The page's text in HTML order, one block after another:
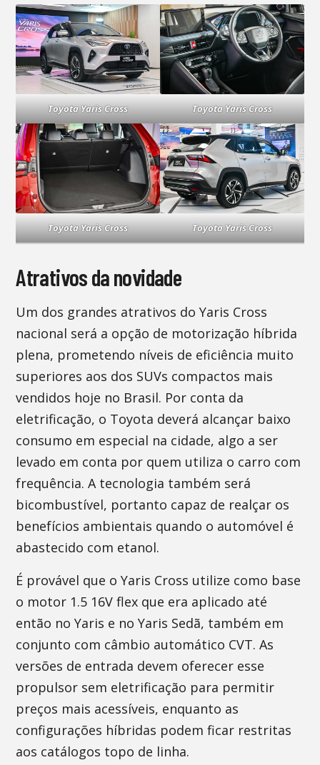
Toyota Yaris Cross Toyota Yaris Cross
Toyota Yaris Cross Toyota Yaris Cross
Atrativos da novidade
Um dos grandes atrativos do Yaris Cross
nacional será a opção de motorização híbrida
plena, prometendo níveis de eficiência muito
superiores aos dos SUVs compactos mais
vendidos hoje no Brasil. Por conta da
eletrificação, o Toyota deverá alcançar baixo
consumo em especial na cidade, algo a ser
levado em conta por quem utiliza o carro com
frequência. A tecnologia também será
bicombustível, portanto capaz de realçar os
benefícios ambientais quando o automóvel é
abastecido com etanol.
É provável que o Yaris Cross utilize como base
o motor 1.5 16V flex que era aplicado até
então no Yaris e no Yaris Sedã, também em
conjunto com câmbio automático CVT. As
versões de entrada devem oferecer esse
propulsor sem eletrificação para permitir
preços mais acessíveis, enquanto as
configurações híbridas podem ficar restritas
aos catálogos topo de linha.